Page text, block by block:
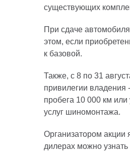
существующих
При сдаче
этом, если
к базовой.
Также, с 8 по 31
привилегии владения
пробега 10 000 км
услуг шиномонтажа.
Организатором акции
дилерах можно узнать